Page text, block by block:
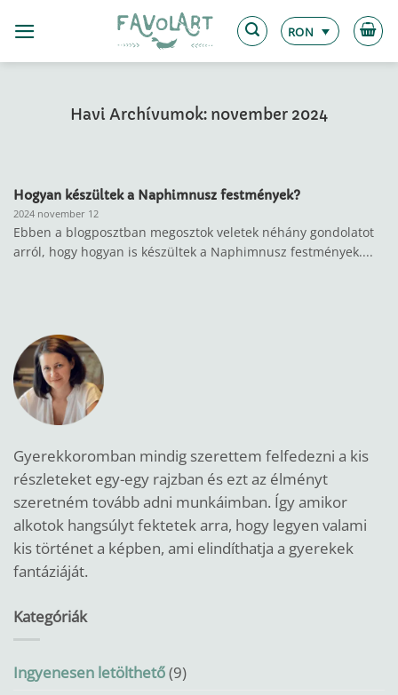
RON
Havi Archívumok: november 2024
Hogyan készültek a Naphimnusz festmények?
2024 november 12
Ebben a blogposztban megosztok veletek néhány gondolatot
arról, hogy hogyan is készültek a Naphimnusz festmények....
Gyerekkoromban mindig szerettem felfedezni a kis
részleteket egy-egy rajzban és ezt az élményt
szeretném tovább adni munkáimban. Így amikor
alkotok hangsúlyt fektetek arra, hogy legyen valami
kis történet a képben, ami elindíthatja a gyerekek
fantáziáját.
Kategóriák
Ingyenesen letölthető(9)